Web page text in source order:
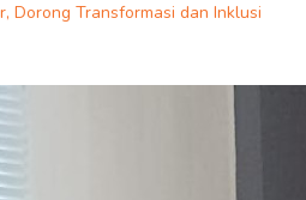
Dorong Transformasi dan Inklusi